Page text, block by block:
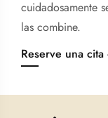
cuidadosamente
las combine.
Reserve una